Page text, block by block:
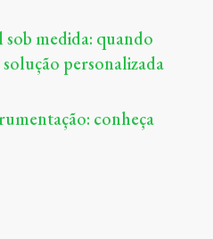
sob medida: quando
personalizada
conheça